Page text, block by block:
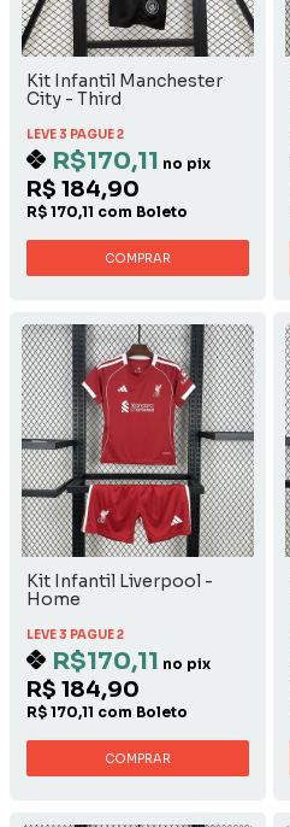
Kit Infantil Manchester
City - Third
LEVE 3 PAGUE 2
R$170,11 no pix
R$ 184,90
R$ 170,11 com Boleto
COMPRAR
Kit Infantil Liverpool -
Home
LEVE 3 PAGUE 2
R$170,11 no pix
R$ 184,90
R$ 170,11 com Boleto
COMPRAR